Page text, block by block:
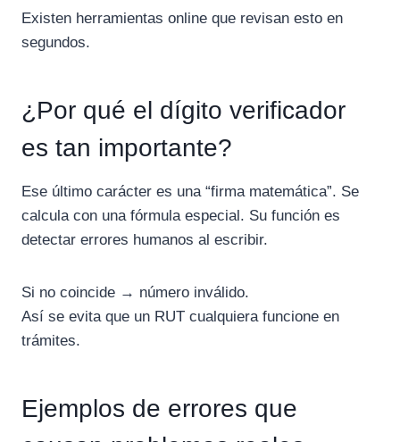
Existen herramientas online que revisan esto en
segundos.
¿Por qué el dígito verificador
es tan importante?
Ese último carácter es una “firma matemática”. Se
calcula con una fórmula especial. Su función es
detectar errores humanos al escribir.
Si no coincide → número inválido.
Así se evita que un RUT cualquiera funcione en
trámites.
Ejemplos de errores que